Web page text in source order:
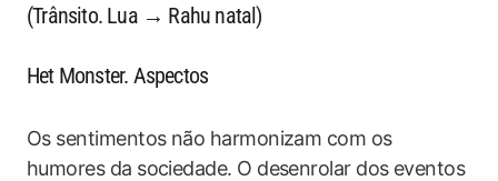
(Trânsito. Lua → Rahu natal)
Het Monster. Aspectos
Os sentimentos não harmonizam com os
humores da sociedade. O desenrolar dos eventos